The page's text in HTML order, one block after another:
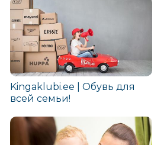
Kingaklubi.ee | Обувь для
всей семьи!